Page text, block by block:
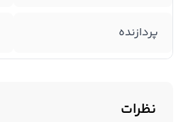
پردازنده
نظرات